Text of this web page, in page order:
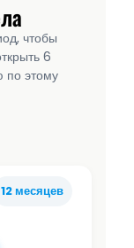
чтобы
6
по этому
12 месяцев